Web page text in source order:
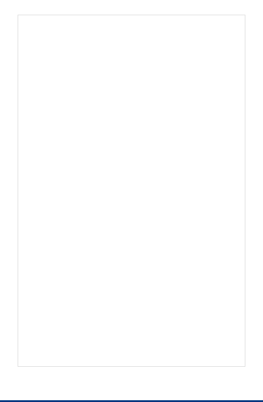
запчасти, вроде дисплея или разбитого